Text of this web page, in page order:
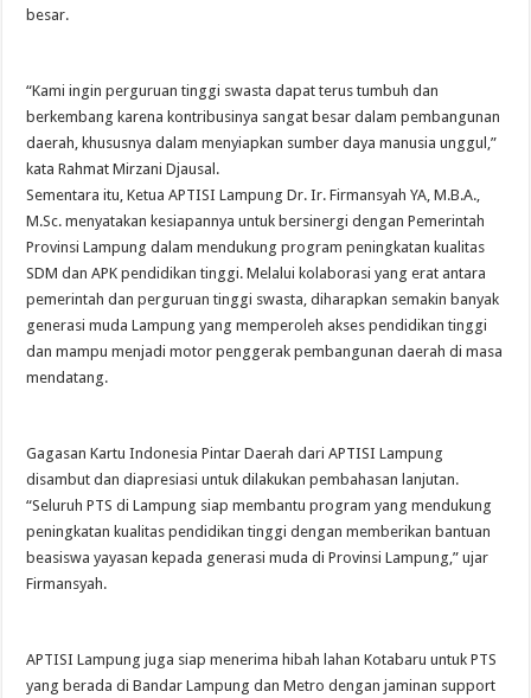
besar.
“Kami ingin perguruan tinggi swasta dapat terus tumbuh dan
berkembang karena kontribusinya sangat besar dalam pembangunan
daerah, khususnya dalam menyiapkan sumber daya manusia unggul,”
kata Rahmat Mirzani Djausal.
Sementara itu, Ketua APTISI Lampung Dr. Ir. Firmansyah YA, M.B.A.,
M.Sc. menyatakan kesiapannya untuk bersinergi dengan Pemerintah
Provinsi Lampung dalam mendukung program peningkatan kualitas
SDM dan APK pendidikan tinggi. Melalui kolaborasi yang erat antara
pemerintah dan perguruan tinggi swasta, diharapkan semakin banyak
generasi muda Lampung yang memperoleh akses pendidikan tinggi
dan mampu menjadi motor penggerak pembangunan daerah di masa
mendatang.
Gagasan Kartu Indonesia Pintar Daerah dari APTISI Lampung
disambut dan diapresiasi untuk dilakukan pembahasan lanjutan.
“Seluruh PTS di Lampung siap membantu program yang mendukung
peningkatan kualitas pendidikan tinggi dengan memberikan bantuan
beasiswa yayasan kepada generasi muda di Provinsi Lampung,” ujar
Firmansyah.
APTISI Lampung juga siap menerima hibah lahan Kotabaru untuk PTS
yang berada di Bandar Lampung dan Metro dengan jaminan support